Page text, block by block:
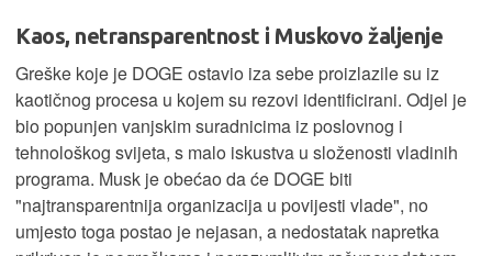
Kaos, netransparentnost i Muskovo žaljenje
Greške koje je DOGE ostavio iza sebe proizlazile su iz
kaotičnog procesa u kojem su rezovi identificirani. Odjel je
bio popunjen vanjskim suradnicima iz poslovnog i
tehnološkog svijeta, s malo iskustva u složenosti vladinih
programa. Musk je obećao da će DOGE biti
"najtransparentnija organizacija u povijesti vlade", no
umjesto toga postao je nejasan, a nedostatak napretka